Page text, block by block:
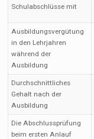
Schulabschlüsse mit
Ausbildungsvergütung
in den Lehrjahren
während der
Ausbildung
Durchschnittliches
Gehalt nach der
Ausbildung
Die Abschlussprüfung
beim ersten Anlauf